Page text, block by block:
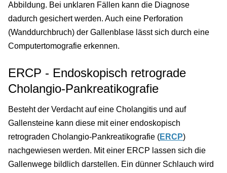
Abbildung. Bei unklaren Fällen kann die Diagnose
dadurch gesichert werden. Auch eine Perforation
(Wanddurchbruch) der Gallenblase lässt sich durch eine
Computertomografie erkennen.
ERCP - Endoskopisch retrograde
Cholangio-Pankreatikografie
Besteht der Verdacht auf eine Cholangitis und auf
Gallensteine kann diese mit einer endoskopisch
retrograden Cholangio-Pankreatikografie (ERCP)
nachgewiesen werden. Mit einer ERCP lassen sich die
Gallenwege bildlich darstellen. Ein dünner Schlauch wird